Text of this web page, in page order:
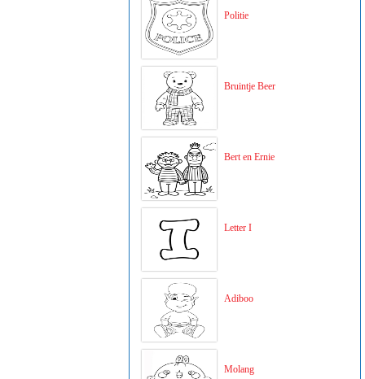
Politie
Bruintje Beer
Bert en Ernie
Letter I
Adiboo
Molang